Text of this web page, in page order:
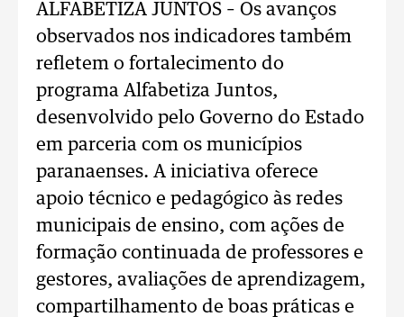
ALFABETIZA JUNTOS – Os avanços
observados nos indicadores também
refletem o fortalecimento do
programa Alfabetiza Juntos,
desenvolvido pelo Governo do Estado
em parceria com os municípios
paranaenses. A iniciativa oferece
apoio técnico e pedagógico às redes
municipais de ensino, com ações de
formação continuada de professores e
gestores, avaliações de aprendizagem,
compartilhamento de boas práticas e